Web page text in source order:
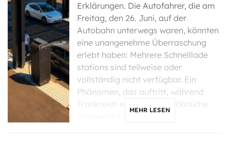
Erklärungen. Die Autofahrer, die am
Freitag, den 26. Juni, auf der
Autobahn unterwegs waren, könnten
eine unangenehme Überraschung
erlebt haben: Mehrere Schnelllade
stations sind teilweise oder
vollständig nicht verfügbar. Ein
Phänomen, das auftritt, während
Frankreich eine außergewöhnliche
MEHR LESEN